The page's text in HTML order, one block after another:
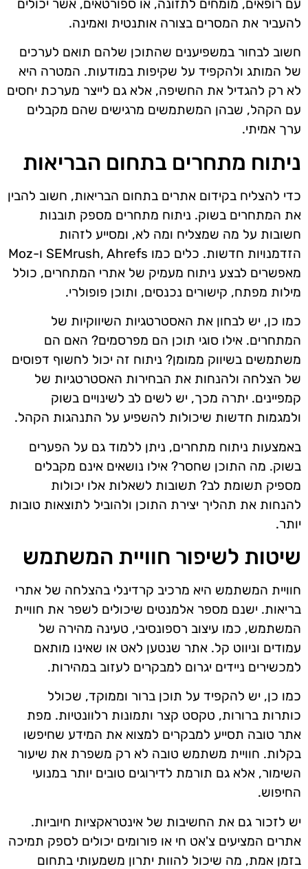
עם רופאים, מומחים לתזונה, או ספורטאים, אשר יכולים
להעביר את המסרים בצורה אותנטית ואמינה.
חשוב לבחור במשפיענים שהתוכן שלהם תואם לערכים
של המותג ולהקפיד על שקיפות במודעות. המטרה היא
לא רק להגדיל את החשיפה, אלא גם לייצר מערכת יחסים
עם הקהל, שבהן המשתמשים מרגישים שהם מקבלים
ערך אמיתי.
ניתוח מתחרים בתחום הבריאות
כדי להצליח בקידום אתרים בתחום הבריאות, חשוב להבין
את המתחרים בשוק. ניתוח מתחרים מספק תובנות
חשובות על מה שמצליח ומה לא, ומסייע לזהות
הזדמנויות חדשות. כלים כמו SEMrush, Ahrefs ו-Moz
מאפשרים לבצע ניתוח מעמיק של אתרי המתחרים, כולל
מילות מפתח, קישורים נכנסים, ותוכן פופולרי.
כמו כן, יש לבחון את האסטרטגיות השיווקיות של
המתחרים. אילו סוגי תוכן הם מפרסמים? האם הם
משתמשים בשיווק ממומן? ניתוח זה יכול לחשוף דפוסים
של הצלחה ולהנחות את הבחירות האסטרטגיות של
קמפיינים. יתרה מכך, יש לשים לב לשינויים בשוק
ולמגמות חדשות שיכולות להשפיע על התנהגות הקהל.
באמצעות ניתוח מתחרים, ניתן ללמוד גם על הפערים
בשוק. מה התוכן שחסר? אילו נושאים אינם מקבלים
מספיק תשומת לב? תשובות לשאלות אלו יכולות
להנחות את תהליך יצירת התוכן ולהוביל לתוצאות טובות
יותר.
שיטות לשיפור חוויית המשתמש
חוויית המשתמש היא מרכיב קרדינלי בהצלחה של אתרי
בריאות. ישנם מספר אלמנטים שיכולים לשפר את חוויית
המשתמש, כמו עיצוב רספונסיבי, טעינה מהירה של
עמודים וניווט קל. אתר שנטען לאט או שאינו מותאם
למכשירים ניידים יגרום למבקרים לעזוב במהירות.
כמו כן, יש להקפיד על תוכן ברור וממוקד, שכולל
כותרות ברורות, טקסט קצר ותמונות רלוונטיות. מפת
אתר טובה תסייע למבקרים למצוא את המידע שחיפשו
בקלות. חוויית משתמש טובה לא רק משפרת את שיעור
השימור, אלא גם תורמת לדירוגים טובים יותר במנועי
החיפוש.
יש לזכור גם את החשיבות של אינטראקציות חיוביות.
אתרים המציעים צ'אט חי או פורומים יכולים לספק תמיכה
בזמן אמת, מה שיכול להוות יתרון משמעותי בתחום